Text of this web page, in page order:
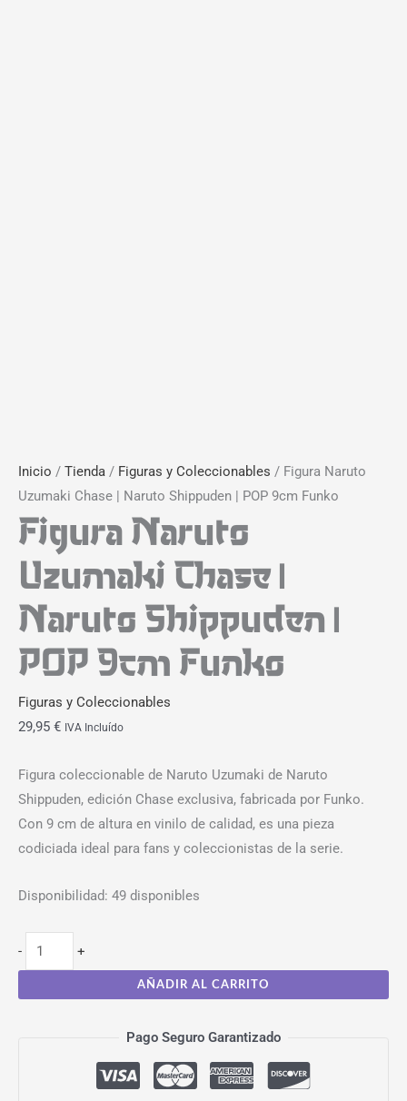
Inicio / Tienda / Figuras y Coleccionables / Figura Naruto
Uzumaki Chase | Naruto Shippuden | POP 9cm Funko
Figura Naruto
Uzumaki Chase |
Naruto Shippuden |
POP 9cm Funko
Figuras y Coleccionables
29,95 € IVA Incluído
Figura coleccionable de Naruto Uzumaki de Naruto
Shippuden, edición Chase exclusiva, fabricada por Funko.
Con 9 cm de altura en vinilo de calidad, es una pieza
codiciada ideal para fans y coleccionistas de la serie.
Disponibilidad: 49 disponibles
- +
AÑADIR AL CARRITO
Pago Seguro Garantizado